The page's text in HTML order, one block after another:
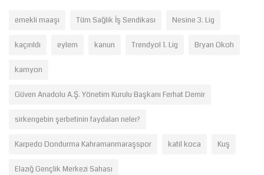
emekli maaşı Tüm Sağlik İş Sendikası Nesine 3. Lig
kaçırıldı eylem kanun Trendyol 1. Lig Bryan Okoh
kamyon
Güven Anadolu A.Ş. Yönetim Kurulu Başkanı Ferhat Demir
sirkengebin şerbetinin faydaları neler?
Karpedo Dondurma Kahramanmaraşspor katil koca Kuş
Elazığ Gençlik Merkezi Sahası